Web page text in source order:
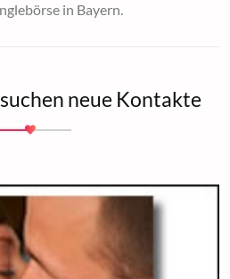
in Bayern.
neue Kontakte